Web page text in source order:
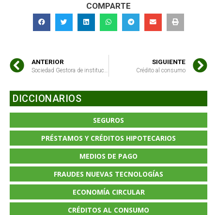
COMPARTE
ANTERIOR SIGUIENTE
Crédito al consumo
DICCIONARIOS
SEGUROS
PRÉSTAMOS Y CRÉDITOS HIPOTECARIOS
MEDIOS DE PAGO
FRAUDES NUEVAS TECNOLOGÍAS
ECONOMÍA CIRCULAR
CRÉDITOS AL CONSUMO